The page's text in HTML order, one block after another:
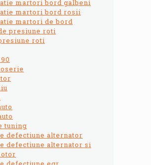
martori bord galbeni
martori bord rosii
martori de bord
presiune roti
roti
tuning
defectiune alternator
defectiune alternator si